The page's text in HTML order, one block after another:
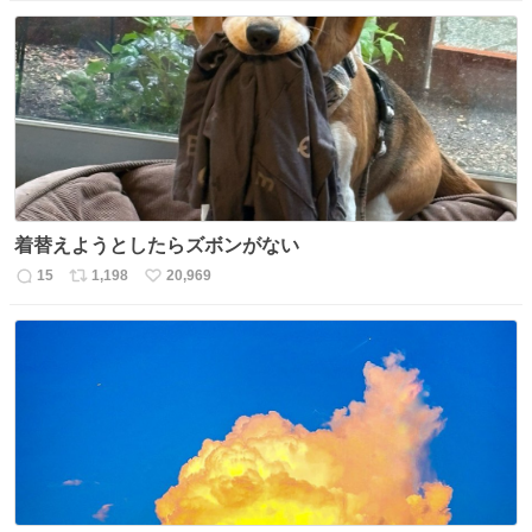
ト
数
ね
数
着替えようとしたらズボンがない
返
15
リ
1,198
い
20,969